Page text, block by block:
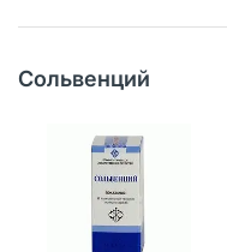
Сольвенций